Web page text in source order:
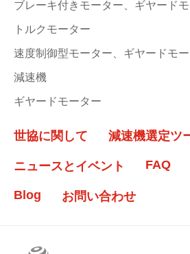
ブレーキ付きモーター、ギヤード
トルクモーター
速度制御型モーター、ギヤードモ
減速機
ギヤードモーター
世協に関して 減速機選定ツ
ニュースとイベント FAQ
Blog お問い合わせ